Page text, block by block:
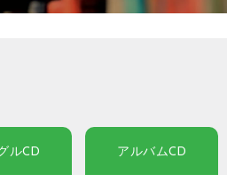
ルCD アルバムCD